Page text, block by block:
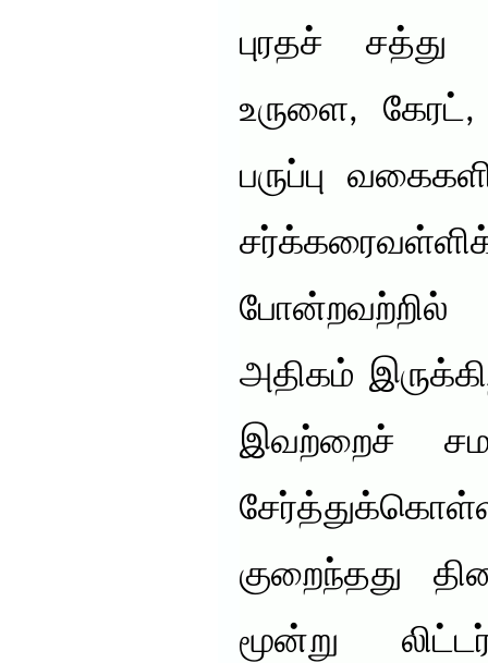
புரதச் சத்து
உருளை,
பருப்பு
அதிகம்
இவற்றைச்
குறைந்தது
மூன்று